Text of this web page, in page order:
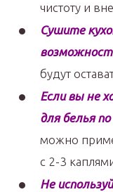
чистоту и
Сушите
будут
Если вы не
для белья
можно
с 2-3
Не